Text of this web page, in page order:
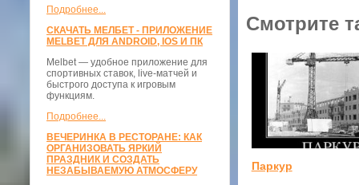
Подробнее...
СКАЧАТЬ МЕЛБЕТ - ПРИЛОЖЕНИЕ
MELBET ДЛЯ ANDROID, IOS И ПК
Melbet — удобное приложение для
спортивных ставок, live-матчей и
быстрого доступа к игровым
функциям.
Подробнее...
ВЕЧЕРИНКА В РЕСТОРАНЕ: КАК
ОРГАНИЗОВАТЬ ЯРКИЙ
ПРАЗДНИК И СОЗДАТЬ
НЕЗАБЫВАЕМУЮ АТМОСФЕРУ
Смотрите
Паркур